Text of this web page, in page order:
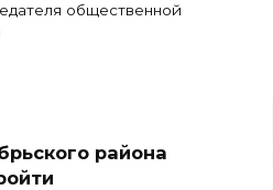
общественной
района